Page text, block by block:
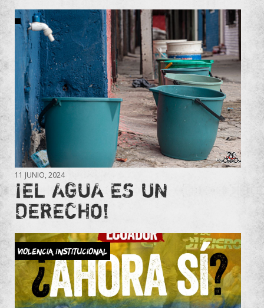
11 JUNIO, 2024
¡EL AGUA ES UN
DERECHO!
Violencia Institucional